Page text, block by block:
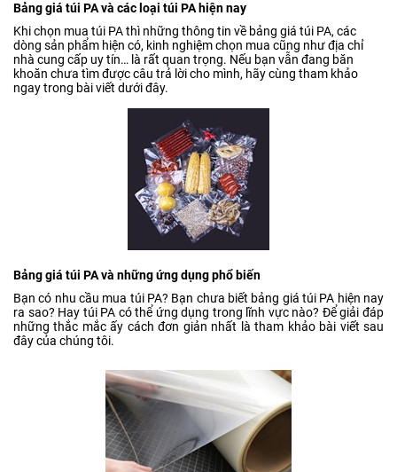
Bảng giá túi PA và các loại túi PA hiện nay
Khi chọn mua túi PA thì những thông tin về bảng giá túi PA, các
dòng sản phẩm hiện có, kinh nghiệm chọn mua cũng như địa chỉ
nhà cung cấp uy tín… là rất quan trọng. Nếu bạn vẫn đang băn
khoăn chưa tìm được câu trả lời cho mình, hãy cùng tham khảo
ngay trong bài viết dưới đây.
Bảng giá túi PA và những ứng dụng phổ biến
Bạn có nhu cầu mua túi PA? Bạn chưa biết bảng giá túi PA hiện nay
ra sao? Hay túi PA có thể ứng dụng trong lĩnh vực nào? Để giải đáp
những thắc mắc ấy cách đơn giản nhất là tham khảo bài viết sau
đây của chúng tôi.